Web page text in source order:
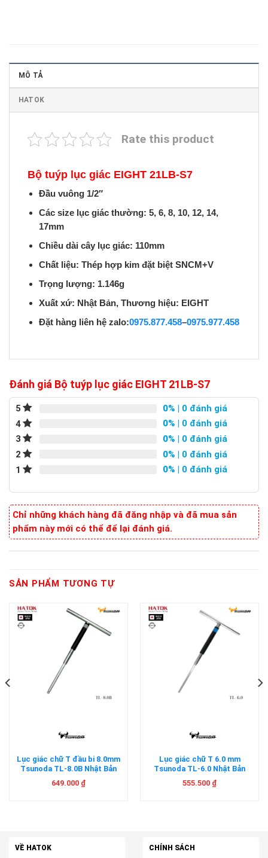
MÔ TẢ
HATOK
Rate this product
Bộ tuýp lục giác EIGHT 21LB-S7
Đầu vuông 1/2″
Các size lục giác thường: 5, 6, 8, 10, 12, 14,
17mm
Chiều dài cây lục giác: 110mm
Chất liệu: Thép hợp kim đặt biệt SNCM+V
Trọng lượng: 1.146g
Xuất xứ: Nhật Bản, Thương hiệu: EIGHT
Đặt hàng liên hệ zalo:0975.877.458–0975.977.458
Đánh giá Bộ tuýp lục giác EIGHT 21LB-S7
5 0% | 0 đánh giá
4
0% | 0 đánh giá
3
0% | 0 đánh giá
2
0% | 0 đánh giá
1
0% | 0 đánh giá
Chỉ những khách hàng đã đăng nhập và đã mua sản
phẩm này mới có thể để lại đánh giá.
SẢN PHẨM TƯƠNG TỰ
Lục giác chữ T đầu bi 8.0mm
Tsunoda TL-8.0B Nhật Bản
649.000 ₫
Lục giác chữ T 6.0 mm
Tsunoda TL-6.0 Nhật Bản
555.500 ₫
VỀ HATOK CHÍNH SÁCH